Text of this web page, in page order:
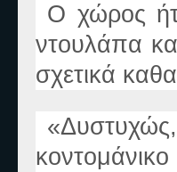
Ο χώρος
ντουλάπα
σχετικά
«Δυστυχώς,